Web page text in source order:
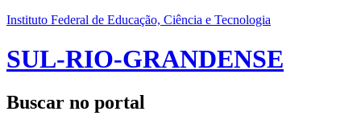
Instituto Federal de Educação, Ciência e Tecnologia
SUL-RIO-GRANDENSE
Buscar no portal